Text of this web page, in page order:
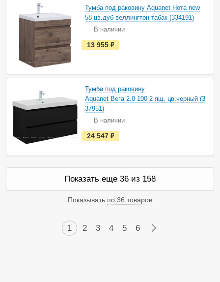
л
и
ч
и
Тумба под раковину Aquanet Нота new
58 цв.дуб веллингтон табак (334191)
В наличии
е
с
н
л
и
ч
и
13 955
Тумба под раковину
Aquanet Вега 2.0 100 2 ящ. цв.черный (3
37951)
В наличии
е
с
ь
н
а
л
и
ч
и
24 547
Показать еще 36 из 158
Показывать по 36 товаров
1 2 3 4 5 6 →